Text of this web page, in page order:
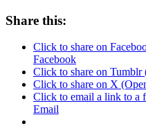
Share this:
Click to share on
Facebook
Click to share on
Click to share on X
Click to email a link to a
Email